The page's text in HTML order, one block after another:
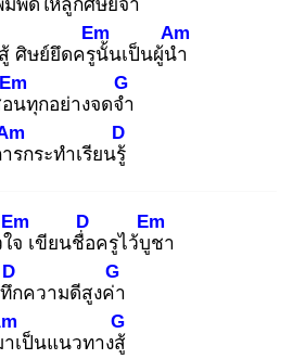
มพ์ดีให้ลูกศิษย์จำ
ศิษย์ยึดครูนั้
Em
นเป็นผู้นำ
Am
น
Em
ทุกอย่างจดจำ
G
รกระทำเรียนรู้
D
จ
Em
เขียนชื่อ
D
ครูไว้บูช
Em
า
ก
D
ความดีสูงค่า
G
เป็นแนวทางสู้
G